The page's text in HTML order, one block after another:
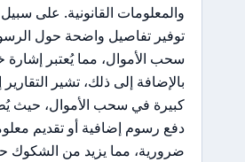
والمعلومات القانونية. على سبيل
توفير تفاصيل واضحة حول
سحب الأموال، مما يُعتبر
بالإضافة إلى ذلك، تشير
كبيرة في سحب الأموال، حيث
دفع رسوم إضافية أو تقديم
ضرورية، مما يزيد من الشكوك